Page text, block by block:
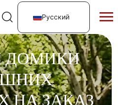
Русский
ДОМИКИ
НА ЗАКАЗ